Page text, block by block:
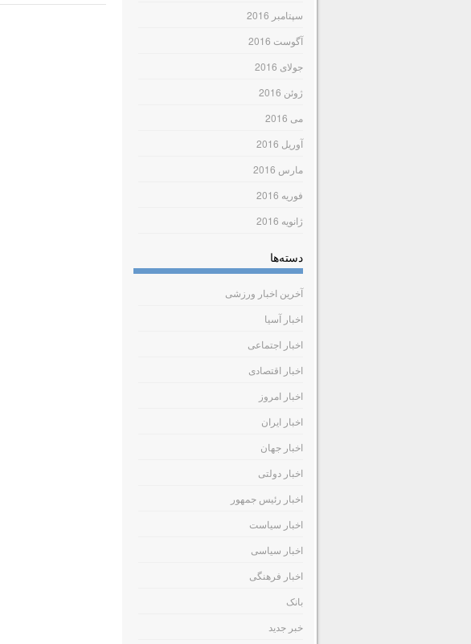
سپتامبر 2016
آگوست 2016
جولای 2016
ژوئن 2016
می 2016
آوریل 2016
مارس 2016
فوریه 2016
ژانویه 2016
دسته‌ها
آخرین اخبار ورزشی
اخبار آسیا
اخبار اجتماعی
اخبار اقتصادی
اخبار امروز
اخبار ایران
اخبار جهان
اخبار دولتی
اخبار رئیس جمهور
اخبار سیاست
اخبار سیاسی
اخبار فرهنگی
بانک
خبر جدید